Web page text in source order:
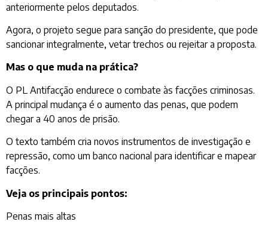
anteriormente pelos deputados.
Agora, o projeto segue para sanção do presidente, que pode
sancionar integralmente, vetar trechos ou rejeitar a proposta.
Mas o que muda na prática?
O PL Antifacção endurece o combate às facções criminosas.
A principal mudança é o aumento das penas, que podem
chegar a 40 anos de prisão.
O texto também cria novos instrumentos de investigação e
repressão, como um banco nacional para identificar e mapear
facções.
Veja os principais pontos:
Penas mais altas